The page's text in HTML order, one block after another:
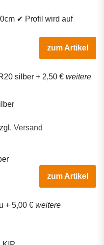
✔ Profil wird auf
zum Artikel
silber + 2,50 € weitere
Versand
zum Artikel
+ 5,00 € weitere